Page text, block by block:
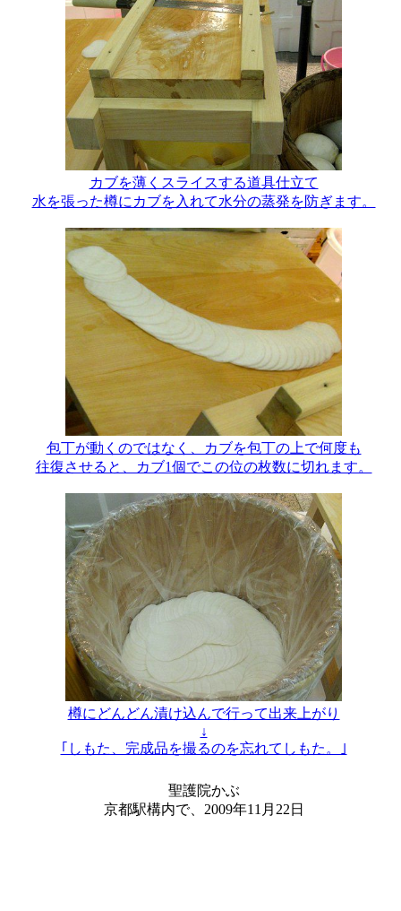
カブを薄くスライスする道具仕立て
水を張った樽にカブを入れて水分の蒸発を防ぎます。
包丁が動くのではなく、カブを包丁の上で何度も
往復させると、カブ1個でこの位の枚数に切れます。
樽にどんどん漬け込んで行って出来上がり
↓
｢しもた、完成品を撮るのを忘れてしもた。｣
聖護院かぶ
京都駅構内で、2009年11月22日